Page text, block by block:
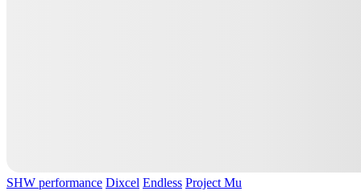
SHW performance Dixcel Endless Project Mu